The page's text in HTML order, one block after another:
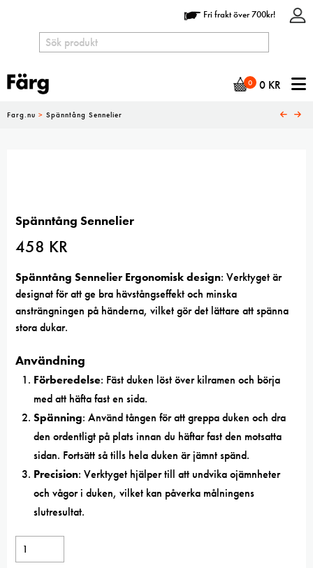
Fri frakt över 700kr!
0 0 KR
Farg.nu > Spänntång Sennelier
Spänntång Sennelier
458 KR
Spänntång Sennelier Ergonomisk design: Verktyget är
designat för att ge bra hävstångseffekt och minska
ansträngningen på händerna, vilket gör det lättare att spänna
stora dukar.
Användning
Förberedelse: Fäst duken löst över kilramen och börja
med att häfta fast en sida.
Spänning: Använd tången för att greppa duken och dra
den ordentligt på plats innan du häftar fast den motsatta
sidan. Fortsätt så tills hela duken är jämnt spänd.
Precision: Verktyget hjälper till att undvika ojämnheter
och vågor i duken, vilket kan påverka målningens
slutresultat.
Spänntång
Sennelier